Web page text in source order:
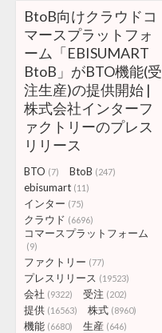
BtoB向けクラウドコ
マースプラットフォ
ーム「EBISUMART
BtoB」がBTO機能(受
注生産)の提供開始 |
株式会社インターフ
ァクトリーのプレス
リリース
BTO (7) BtoB (247)
ebisumart (11)
インター (75)
クラウド (6696)
コマースプラットフォーム
(9)
ファクトリー (77)
プレスリリース (19523)
会社 (9322) 受注 (202)
提供 (16563) 株式 (8960)
機能 (6680) 生産 (646)